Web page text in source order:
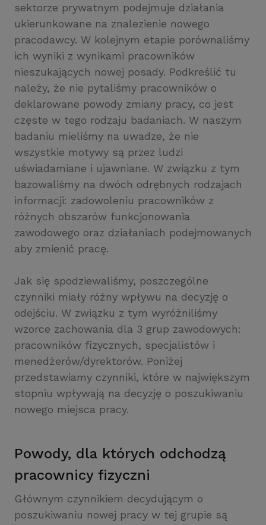
sektorze prywatnym podejmuje działania
ukierunkowane na znalezienie nowego
pracodawcy. W kolejnym etapie porównaliśmy
ich wyniki z wynikami pracowników
nieszukających nowej posady. Podkreślić tu
należy, że nie pytaliśmy pracowników o
deklarowane powody zmiany pracy, co jest
częste w tego rodzaju badaniach. W naszym
badaniu mieliśmy na uwadze, że nie
wszystkie motywy są przez ludzi
uświadamiane i ujawniane. W związku z tym
bazowaliśmy na dwóch odrębnych rodzajach
informacji: zadowoleniu pracowników z
różnych obszarów funkcjonowania
zawodowego oraz działaniach podejmowanych
aby zmienić pracę.
Jak się spodziewaliśmy, poszczególne
czynniki miały różny wpływu na decyzję o
odejściu. W związku z tym wyróżniliśmy
wzorce zachowania dla 3 grup zawodowych:
pracowników fizycznych, specjalistów i
menedżerów/dyrektorów. Poniżej
przedstawiamy czynniki, które w największym
stopniu wpływają na decyzję o poszukiwaniu
nowego miejsca pracy.
Powody, dla których odchodzą
pracownicy fizyczni
Głównym czynnikiem decydującym o
poszukiwaniu nowej pracy w tej grupie są